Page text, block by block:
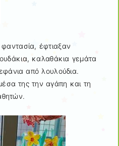
έφτιαξαν
καλαθάκια γεμάτα
από λουλούδια.
της την αγάπη και τη